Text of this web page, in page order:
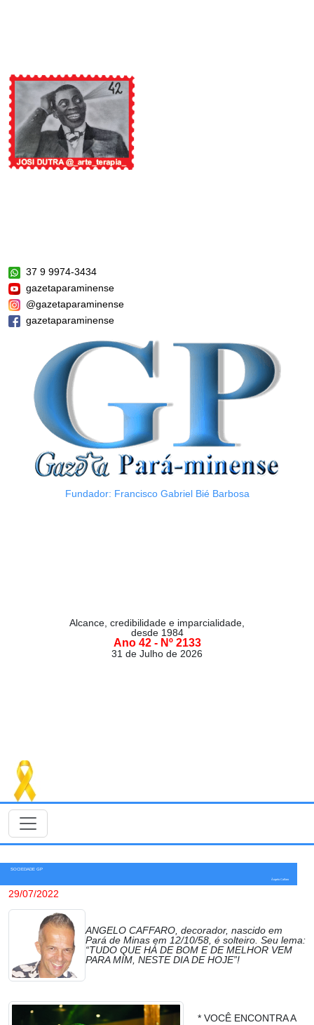
37 9 9974-3434
gazetaparaminense
@gazetaparaminense
gazetaparaminense
Fundador: Francisco Gabriel Bié Barbosa
Alcance, credibilidade e imparcialidade,
desde 1984
Ano 42 - Nº 2133
31 de Julho de 2026
SOCIEDADE GP
Ângelo Caffaro
29/07/2022
ANGELO CAFFARO, decorador, nascido em
Pará de Minas em 12/10/58, é solteiro. Seu lema:
“TUDO QUE HÁ DE BOM E DE MELHOR VEM
PARA MIM, NESTE DIA DE HOJE”!
* VOCÊ ENCONTRA A